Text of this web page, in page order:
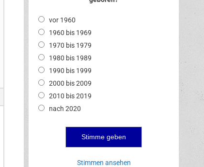
vor 1960
1960 bis 1969
1970 bis 1979
1980 bis 1989
1990 bis 1999
2000 bis 2009
2010 bis 2019
nach 2020
Stimmen ansehen